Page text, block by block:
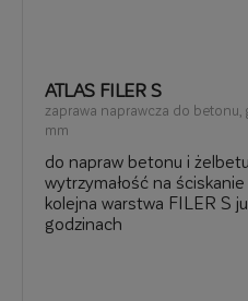
ATLAS FILER S
zaprawa naprawcza do betonu,
mm
do napraw betonu i żelbetu
wytrzymałość na
kolejna warstwa FILER S
godzinach